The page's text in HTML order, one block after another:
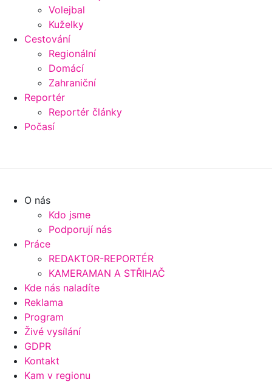
Volejbal
Kuželky
Cestování
Regionální
Domácí
Zahraniční
Reportér
Reportér články
Počasí
O nás
Kdo jsme
Podporují nás
Práce
REDAKTOR-REPORTÉR
KAMERAMAN A STŘIHAČ
Kde nás naladíte
Reklama
Program
Živé vysílání
GDPR
Kontakt
Kam v regionu